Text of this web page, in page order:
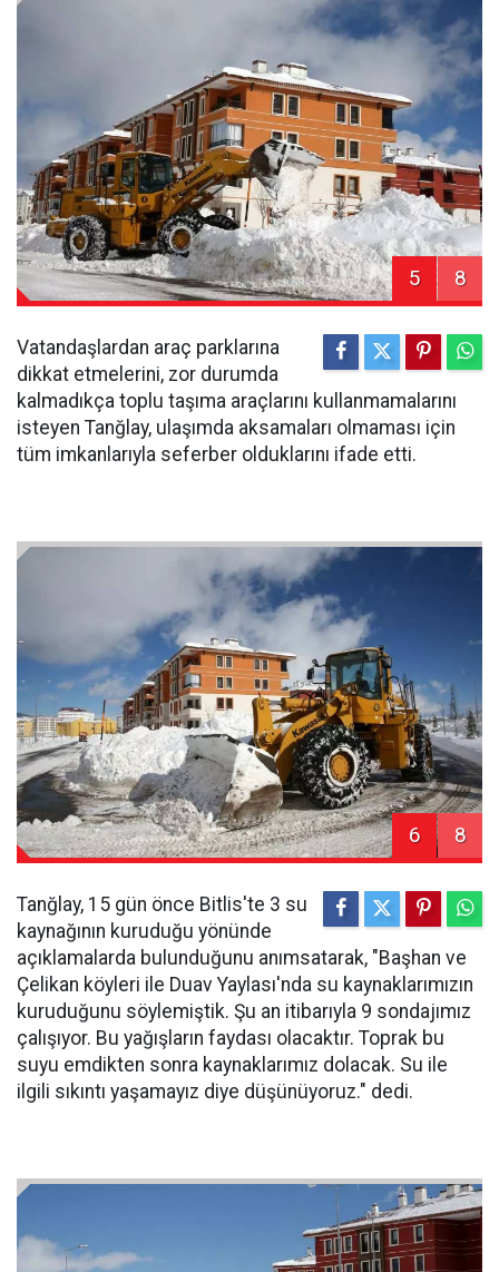
5 8
Vatandaşlardan araç parklarına
dikkat etmelerini, zor durumda
kalmadıkça toplu taşıma araçlarını kullanmamalarını
isteyen Tanğlay, ulaşımda aksamaları olmaması için
tüm imkanlarıyla seferber olduklarını ifade etti.
6 8
Tanğlay, 15 gün önce Bitlis'te 3 su
kaynağının kuruduğu yönünde
açıklamalarda bulunduğunu anımsatarak, "Başhan ve
Çelikan köyleri ile Duav Yaylası'nda su kaynaklarımızın
kuruduğunu söylemiştik. Şu an itibarıyla 9 sondajımız
çalışıyor. Bu yağışların faydası olacaktır. Toprak bu
suyu emdikten sonra kaynaklarımız dolacak. Su ile
ilgili sıkıntı yaşamayız diye düşünüyoruz." dedi.